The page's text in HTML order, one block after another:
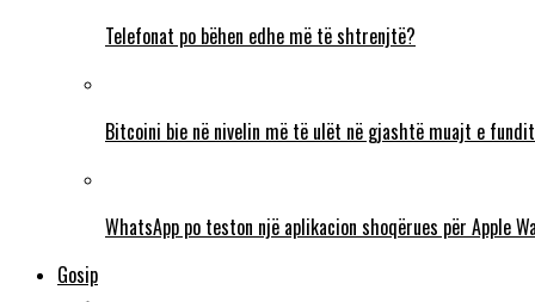
Telefonat po bëhen edhe më të shtrenjtë?
Bitcoini bie në nivelin më të ulët në gjashtë muajt e fundit
WhatsApp po teston një aplikacion shoqërues për Apple
Gosip